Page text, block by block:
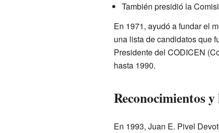
También presidió la
En 1971, ayudó a fundar el
una lista de candidatos que
Presidente del CODICEN
hasta 1990.
Reconocimientos y
En 1993, Juan E. Pivel